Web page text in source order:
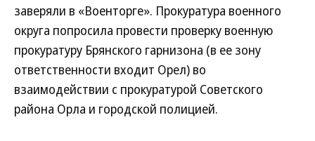
заверяли в «Военторге». Прокуратура военного
округа попросила провести проверку военную
прокуратуру Брянского гарнизона (в ее зону
ответственности входит Орел) во
взаимодействии с прокуратурой Советского
района Орла и городской полицией.